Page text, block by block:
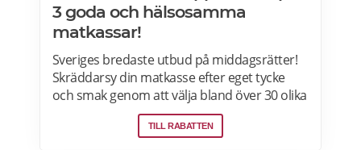
3 goda och hälsosamma
matkassar!
Sveriges bredaste utbud på middagsrätter!
Skräddarsy din matkasse efter eget tycke
och smak genom att välja bland över 30 olika
rätter – varje vecka! Din matkasse levereras
direkt till din dörr. Du kan skräddarsy din
TILL RABATTEN